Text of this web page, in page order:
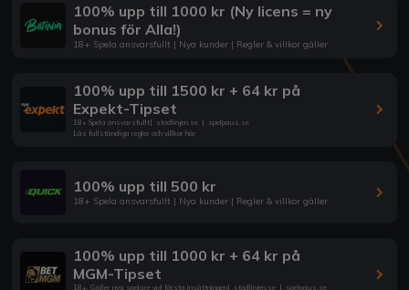
100% upp till 1000 kr (Ny licens = ny
bonus för Alla!)
18+ Spela ansvarsfullt | Nya kunder | Regler & villkor gäller
100% upp till 1500 kr + 64 kr på
Expekt-Tipset
18+ Spela ansvarsfullt| stodlinjen.se | spelpaus.se
Läs fullständiga regler och villkor här
100% upp till 500 kr
18+ Spela ansvarsfullt | Nya kunder | Regler & villkor gäller
100% upp till 1000 kr + 64 kr på
MGM-Tipset
18+. Gäller nya spelare vid första insättningen| stodlinjen.se | spelpaus.se